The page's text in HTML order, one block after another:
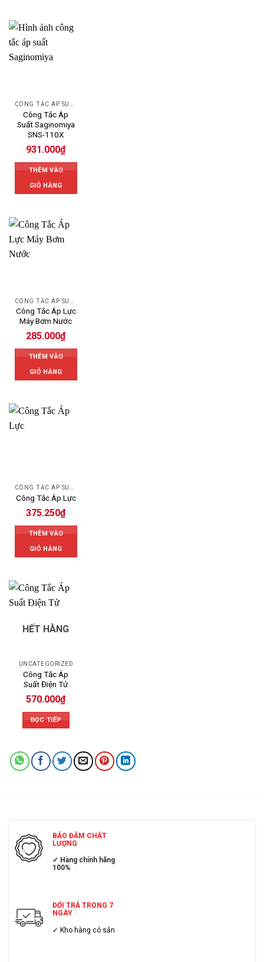
CÔNG TẮC ÁP SUẤT SAGINOMIYA
Công Tắc Áp
Suất Saginomiya
SNS-110X
931.000₫
THÊM VÀO
GIỎ HÀNG
Công Tắc Áp Lực
Máy Bơm Nước
285.000₫
THÊM VÀO
GIỎ HÀNG
Công Tắc Áp Lực
375.250₫
THÊM VÀO
GIỎ HÀNG
HẾT HÀNG
UNCATEGORIZED
Công Tắc Áp
Suất Điện Tử
570.000₫
ĐỌC TIẾP
BẢO ĐẢM CHẤT
LƯỢNG
✓ Hàng chính hãng
100%
ĐỔI TRẢ TRONG 7
NGÀY
✓ Kho hàng có sẳn